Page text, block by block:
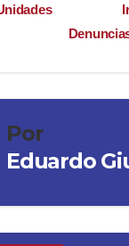
Por
Eduardo